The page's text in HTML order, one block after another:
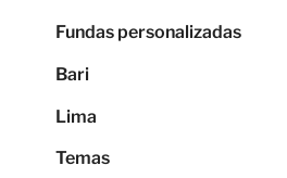
Fundas personalizadas
Bari
Lima
Temas